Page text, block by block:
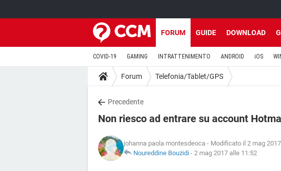
FORUM GUIDE DOWNLOAD
COVID-19 GAMING INTRATTENIMENTO ANDROID iOS
Forum Telefonia/Tablet/GPS
Precedente
Non riesco ad entrare su account
johanna paola montesdeoca - Modificato il 2 mag
Noureddine Bouzidi - 2 mag 2017 alle 11:52